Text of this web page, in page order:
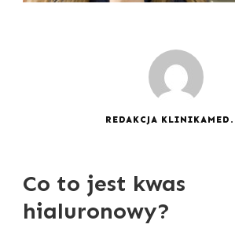
REDAKCJA
Co to jest kwas
hialuronowy?